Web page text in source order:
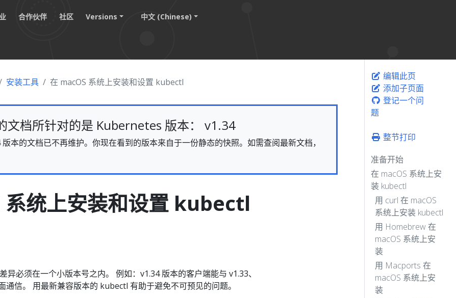
合作伙伴 社区 Versions 中文 (Chinese)
安装工具 在 macOS 系统上安装和设置 kubectl
文档所针对的是 Kubernetes 版本： v1.34
本的文档已不再维护。你现在看到的版本来自于一份静态的快照。如需查阅最新文档，
系统上安装和设置 kubectl
异必须在一个小版本号之内。 例如：v1.34 版本的客户端能与 v1.33、
通信。 用最新兼容版本的 kubectl 有助于避免不可预见的问题。
编辑此页
添加子页面
登记一个问
题
整节打印
准备开始
在 macOS 系统上安
装 kubectl
用 curl 在 macOS
系统上安装 kubectl
用 Homebrew 在
macOS 系统上安
装
用 Macports 在
macOS 系统上安
装